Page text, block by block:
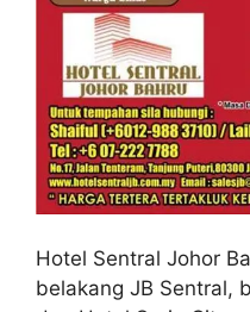
Hotel Sentral Johor
belakang JB Sentral,